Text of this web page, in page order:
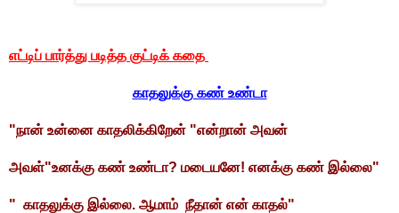
எட்டிப் பார்த்து படித்த குட்டிக் கதை
காதலுக்கு கண் உண்டா
"நான் உன்னை காதலிக்கிறேன் "என்றான் அவன்
அவள்"உனக்கு கண் உண்டா? மடையனே! எனக்கு கண் இல்லை"
" காதலுக்கு இல்லை. ஆமாம் நீதான் என் காதல்"